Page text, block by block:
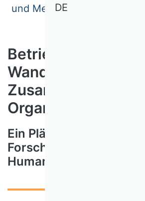
und Mensch
Betriebliche
Zusammenspiel
Organisation und
Ein Plädoyer für die
Forschungsförderung
Humanisierung der
DE